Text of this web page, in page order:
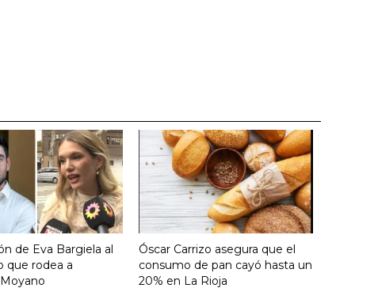
de Eva Bargiela al
que rodea a
Óscar Carrizo asegura que el
consumo de pan cayó hasta un
20% en La Rioja